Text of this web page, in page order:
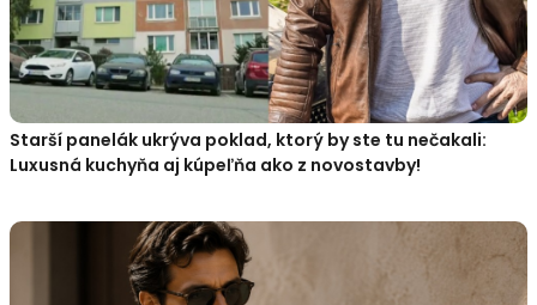
Starší panelák ukrýva poklad, ktorý by ste tu nečakali:
Luxusná kuchyňa aj kúpeľňa ako z novostavby!